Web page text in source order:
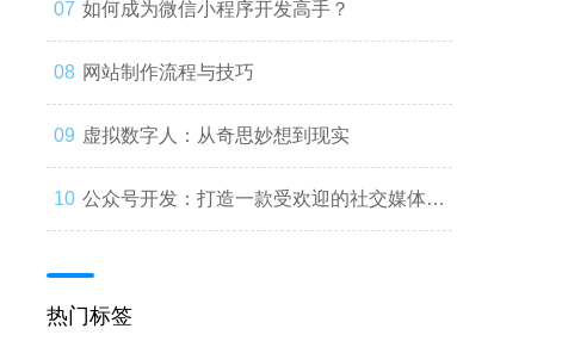
如何成为微信小程序开发高手？
网站制作流程与技巧
虚拟数字人：从奇思妙想到现实
公众号开发：打造一款受欢迎的社交媒体应
热门标签